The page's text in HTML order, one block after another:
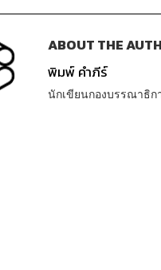
ABOUT THE
พิมพ์ คำภีร์
นักเขียนกองบรรณาธิก